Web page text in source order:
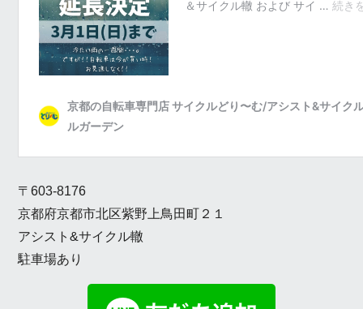
〒603-8176
京都府京都市北区紫野上鳥田町２１
アシスト&サイクル轍
駐車場あり